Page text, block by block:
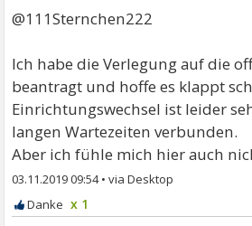
@111Sternchen222
Ich habe die Verlegung auf die
beantragt und hoffe es klappt
Einrichtungswechsel ist leider
langen Wartezeiten verbunden.
Aber ich fühle mich hier auch
03.11.2019 09:54•
x 1